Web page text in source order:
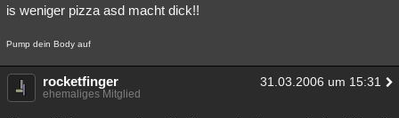
is weniger pizza asd macht dick!!
Pump dein Body auf
rocketfinger 31.03.2006 um 15:31
ehemaliges Mitglied